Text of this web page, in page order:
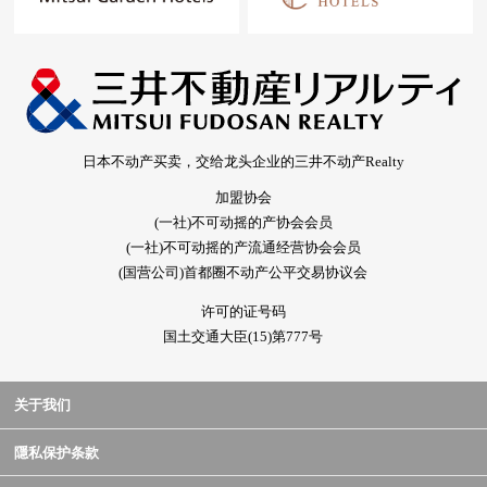
日本不动产买卖，交给龙头企业的三井不动产Realty
加盟协会
(一社)不可动摇的产协会会员
(一社)不可动摇的产流通经营协会会员
(国营公司)首都圈不动产公平交易协议会
许可的证号码
国土交通大臣(15)第777号
关于我们
隱私保护条款